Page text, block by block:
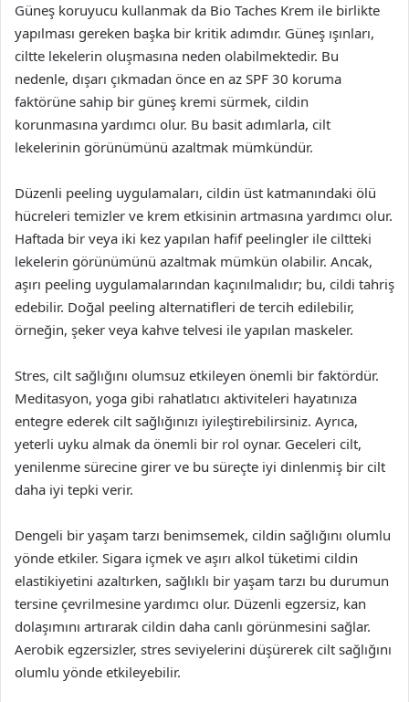
Güneş koruyucu kullanmak da Bio Taches Krem ile birlikte
yapılması gereken başka bir kritik adımdır. Güneş ışınları,
ciltte lekelerin oluşmasına neden olabilmektedir. Bu
nedenle, dışarı çıkmadan önce en az SPF 30 koruma
faktörüne sahip bir güneş kremi sürmek, cildin
korunmasına yardımcı olur. Bu basit adımlarla, cilt
lekelerinin görünümünü azaltmak mümkündür.
Düzenli peeling uygulamaları, cildin üst katmanındaki ölü
hücreleri temizler ve krem etkisinin artmasına yardımcı olur.
Haftada bir veya iki kez yapılan hafif peelingler ile ciltteki
lekelerin görünümünü azaltmak mümkün olabilir. Ancak,
aşırı peeling uygulamalarından kaçınılmalıdır; bu, cildi tahriş
edebilir. Doğal peeling alternatifleri de tercih edilebilir,
örneğin, şeker veya kahve telvesi ile yapılan maskeler.
Stres, cilt sağlığını olumsuz etkileyen önemli bir faktördür.
Meditasyon, yoga gibi rahatlatıcı aktiviteleri hayatınıza
entegre ederek cilt sağlığınızı iyileştirebilirsiniz. Ayrıca,
yeterli uyku almak da önemli bir rol oynar. Geceleri cilt,
yenilenme sürecine girer ve bu süreçte iyi dinlenmiş bir cilt
daha iyi tepki verir.
Dengeli bir yaşam tarzı benimsemek, cildin sağlığını olumlu
yönde etkiler. Sigara içmek ve aşırı alkol tüketimi cildin
elastikiyetini azaltırken, sağlıklı bir yaşam tarzı bu durumun
tersine çevrilmesine yardımcı olur. Düzenli egzersiz, kan
dolaşımını artırarak cildin daha canlı görünmesini sağlar.
Aerobik egzersizler, stres seviyelerini düşürerek cilt sağlığını
olumlu yönde etkileyebilir.